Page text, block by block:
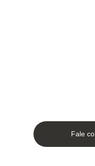
Fale